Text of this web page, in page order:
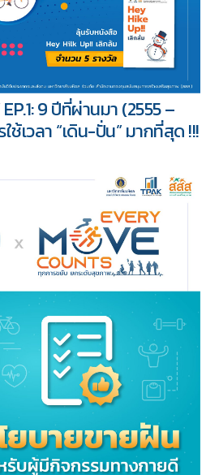
EP.1: 9 ปีที่ผ่านมา (2555 –
ช้เวลา “เดิน-ปั่น” มากที่สุด !!!